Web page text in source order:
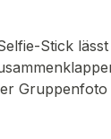
Stick lässt